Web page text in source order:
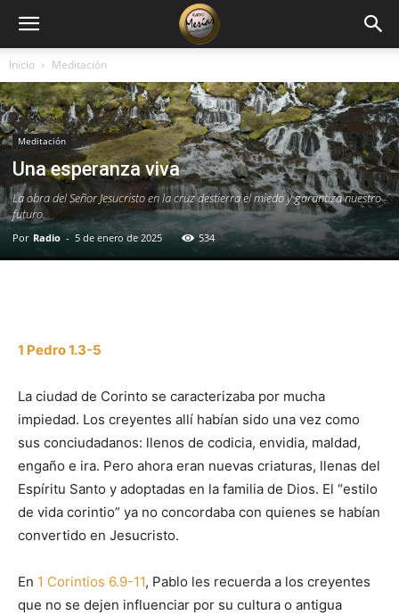
Inicio Meditación
Meditación
Una esperanza viva
La obra del Señor Jesucristo en la cruz destierra el miedo y garantiza nuestro
futuro.
Por Radio - 5 de enero de 2025 534
1 Pedro 1.3-5
La ciudad de Corinto se caracterizaba por mucha
impiedad. Los creyentes allí habían sido una vez como
sus conciudadanos: llenos de codicia, envidia, maldad,
engaño e ira. Pero ahora eran nuevas criaturas, llenas del
Espíritu Santo y adoptadas en la familia de Dios. El “estilo
de vida corintio” ya no concordaba con quienes se habían
convertido en Jesucristo.
En 1 Corintios 6.9-11, Pablo les recuerda a los creyentes
que no se dejen influenciar por su cultura o antigua